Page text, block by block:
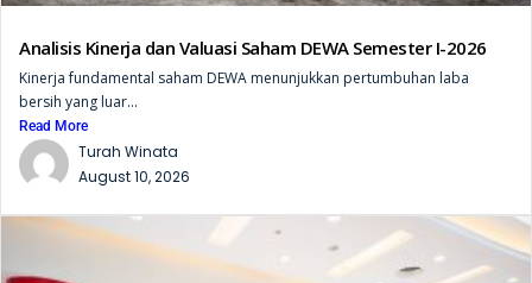
Analisis Kinerja dan Valuasi Saham DEWA Semester I-2026
Kinerja fundamental saham DEWA menunjukkan pertumbuhan laba
bersih yang luar...
Read More
Turah Winata
August 10, 2026